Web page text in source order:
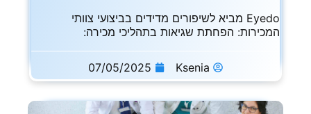
Eyedo מביא לשיפורים מדידים בביצועי צוותי
המכירות: הפחתת שגיאות בתהליכי מכירה:
Ksenia
07/05/2025